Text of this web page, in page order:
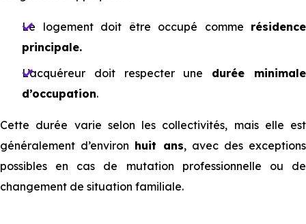
Le logement doit être occupé comme résidence
principale.
L’acquéreur doit respecter une durée minimale
d’occupation.
Cette durée varie selon les collectivités, mais elle est
généralement d’environ huit ans, avec des exceptions
possibles en cas de mutation professionnelle ou de
changement de situation familiale.